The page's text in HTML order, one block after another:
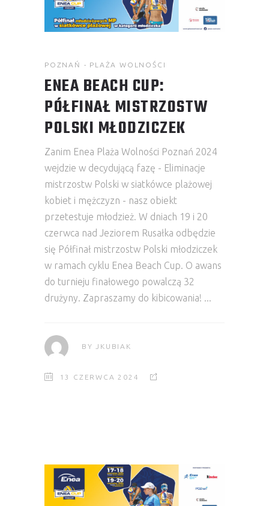
POZNAŃ - PLAŻA WOLNOŚCI
ENEA BEACH CUP:
PÓŁFINAŁ MISTRZOSTW
POLSKI MŁODZICZEK
Zanim Enea Plaża Wolności Poznań 2024
wejdzie w decydującą fazę - Eliminacje
mistrzostw Polski w siatkówce plażowej
kobiet i mężczyzn - nasz obiekt
przetestuje młodzież. W dniach 19 i 20
czerwca nad Jeziorem Rusałka odbędzie
się Półfinał mistrzostw Polski młodziczek
w ramach cyklu Enea Beach Cup. O awans
do turnieju finałowego powalczą 32
drużyny. Zapraszamy do kibicowania!
BY JKUBIAK
13 CZERWCA 2024